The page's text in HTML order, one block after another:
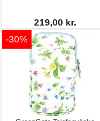
219,00 kr.
-30%